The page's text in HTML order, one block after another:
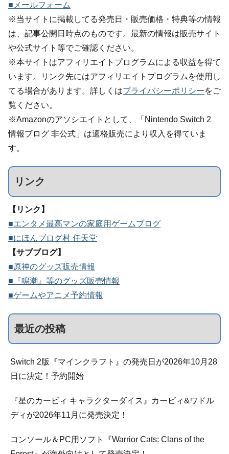
■メールフォーム
※当サイトに掲載してる発売日・販売価格・特典等の情報
は、記事公開日時点のものです。最新の情報は販売サイト
や公式サイト等でご確認ください。
※本サイトはアフィリエイトプログラムによる収益を得て
います。リンク先にはアフィリエイトプログラムを使用し
てる場合があります。詳しくはプライバシーポリシーをご
覧ください。
※Amazonのアソシエイトとして、「Nintendo Switch 2
情報ブログ 非公式」は適格販売により収入を得ていま
す。
リンク
【リンク】
■エンタメ最高マンの家庭用ゲームブログ
■にほんブログ村 任天堂
【サブブログ】
■原神のグッズ販売情報
■『鳴潮』等のグッズ販売情報
■ゲームやアニメ予約情報
最近の投稿
Switch 2版『マインクラフト』の発売日が2026年10月28
日に決定！予約開始
『星のカービィ キャラクターダイス』カービィ&ワドル
ディが2026年11月に発売決定！
コンソール＆PC用ソフト『Warrior Cats: Clans of the